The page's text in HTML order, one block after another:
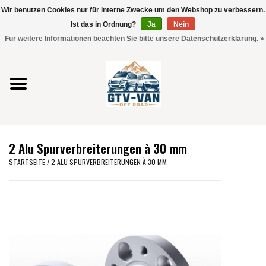
Verwende
die
nach
oben
und
unten,
verfügbare
Ergebnis
um
zum
Vito / V-Klasse 447
Viano /Vito 639
VW T7 2025
2 Alu Spurverbreiterungen à 30 mm
STARTSEITE/2 ALU SPURVERBREITERUNGEN À 30 MM
Wir benutzen Cookies nur für interne Zwecke um den Webshop zu verbessern.
Ist das in Ordnung?
Ja
Nein
Für weitere Informationen beachten Sie bitte unsere Datenschutzerklärung. »